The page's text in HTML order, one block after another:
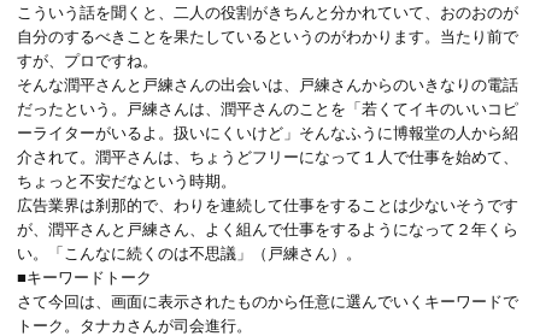
こういう話を聞くと、二人の役割がきちんと分かれていて、おのおのが
自分のするべきことを果たしているというのがわかります。当たり前で
すが、プロですね。
そんな潤平さんと戸練さんの出会いは、戸練さんからのいきなりの電話
だったという。戸練さんは、潤平さんのことを「若くてイキのいいコピ
ーライターがいるよ。扱いにくいけど」そんなふうに博報堂の人から紹
介されて。潤平さんは、ちょうどフリーになって１人で仕事を始めて、
ちょっと不安だなという時期。
広告業界は刹那的で、わりを連続して仕事をすることは少ないそうです
が、潤平さんと戸練さん、よく組んで仕事をするようになって２年くら
い。「こんなに続くのは不思議」（戸練さん）。
■キーワードトーク
さて今回は、画面に表示されたものから任意に選んでいくキーワードで
トーク。タナカさんが司会進行。